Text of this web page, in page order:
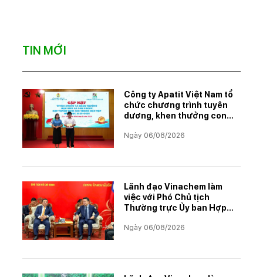
TIN MỚI
Công ty Apatit Việt Nam tổ
chức chương trình tuyên
dương, khen thưởng con
học tập xuất sắc năm học
Ngày 06/08/2026
Lãnh đạo Vinachem làm
việc với Phó Chủ tịch
Thường trực Ủy ban Hợp
đẩy triển khai Dự án Kali
Ngày 06/08/2026